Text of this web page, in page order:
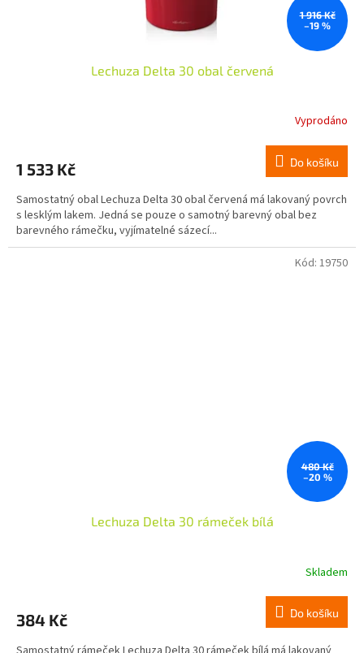
1 916 Kč
–19 %
Lechuza Delta 30 obal červená
Vyprodáno
1 533 Kč Do košíku
Samostatný obal Lechuza Delta 30 obal červená má lakovaný povrch
s lesklým lakem. Jedná se pouze o samotný barevný obal bez
barevného rámečku, vyjímatelné sázecí...
480 Kč
–20 %
Lechuza Delta 30 rámeček bílá
Skladem
384 Kč Do košíku
Kód: 19750